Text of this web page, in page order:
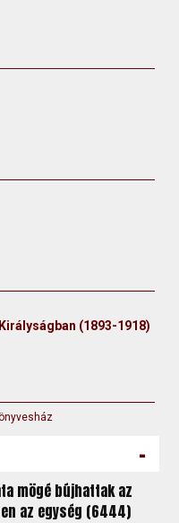
(1893-1918)
-
mögé bújhattak az
az egység (6444)